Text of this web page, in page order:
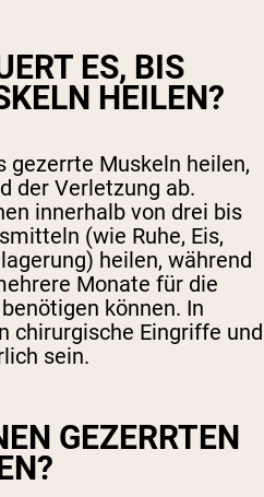
ES, BIS
HEILEN?
gezerrte Muskeln heilen,
der Verletzung ab.
innerhalb von drei bis
(wie Ruhe, Eis,
heilen, während
Monate für die
können. In
chirurgische Eingriffe und
sein.
GEZERRTEN